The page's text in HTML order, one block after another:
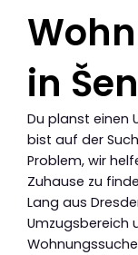
in
Du planst einen
bist auf der
Problem, wir
Zuhause zu
Lang aus
Umzugsbereich